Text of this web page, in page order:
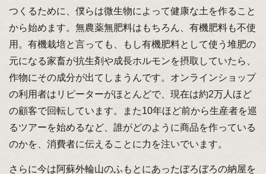
つくるために、僕らは微生物によって健康な土を作ること
から始めます。無農薬無肥料はもちろん、有機肥料も不使
用。有機栽培と言っても、もし有機肥料として使う堆肥の
元になる家畜が抗生剤や成長ホルモンを摂取していたら、
作物にその成分が出てしまうんです。オンラインショップ
の利用者はリピーターがほとんどで、現在は約2万人ほど
の顧客で回転しています。また10年ほど前から生産者を巡
るツアーを始めるなど、誰がどのように商品を作っている
のかを、消費者に伝えることに力を注いでいます。
さらに今は阿蘇外輪山のふもとにあったぼろぼろの納屋を